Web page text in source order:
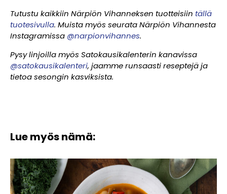
Tutustu kaikkiin Närpiön Vihanneksen tuotteisiin tällä
tuotesivulla. Muista myös seurata Närpiön Vihannesta
Instagramissa @narpionvihannes.
Pysy linjoilla myös Satokausikalenterin kanavissa
@satokausikalenteri, jaamme runsaasti reseptejä ja
tietoa sesongin kasviksista.
Lue myös nämä: